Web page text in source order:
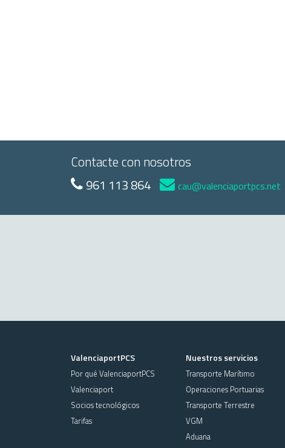
Contacte con nosotros
961 113 864 cau@valenciaportpcs.net
ValenciaportPCS
Por qué ValenciaportPCS
Valenciaport
Socios tecnológicos
Tarifas
Nuestros servicios
Transporte Marítimo
Operaciones Portuarias
Transporte Terrestre
VGM
Aduana